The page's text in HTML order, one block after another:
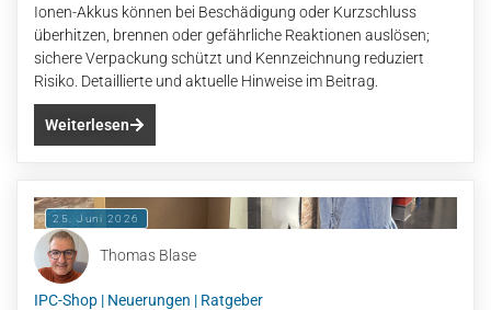
Ionen-Akkus können bei Beschädigung oder Kurzschluss
überhitzen, brennen oder gefährliche Reaktionen auslösen;
sichere Verpackung schützt und Kennzeichnung reduziert
Risiko. Detaillierte und aktuelle Hinweise im Beitrag.
Weiterlesen
25. Juni 2026
Thomas Blase
IPC-Shop | Neuerungen | Ratgeber